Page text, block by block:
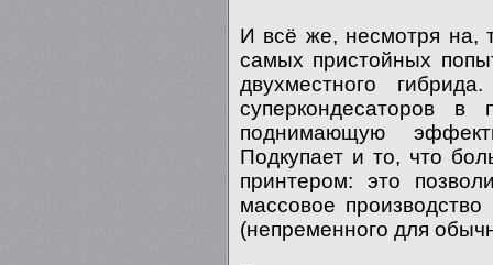
И всё же, несмотря на,
самых пристойных
двухместного
суперкондесаторов
поднимающую
Подкупает и то, что
принтером: это
массовое
(непременного для